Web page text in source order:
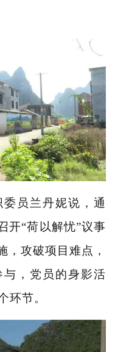
员兰丹妮说，通
开“荷以解忧”议事
，攻破项目难点，
，党员的身影活
环节。